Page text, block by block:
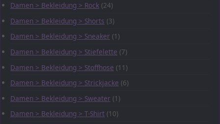
Damen > Bekleidung > Rock (24)
Damen > Bekleidung > Shorts (3)
Damen > Bekleidung > Sneaker (1)
Damen > Bekleidung > Stiefelette (7)
Damen > Bekleidung > Stoffhose (11)
Damen > Bekleidung > Strickjacke (6)
Damen > Bekleidung > Sweater (1)
Damen > Bekleidung > T-Shirt (10)